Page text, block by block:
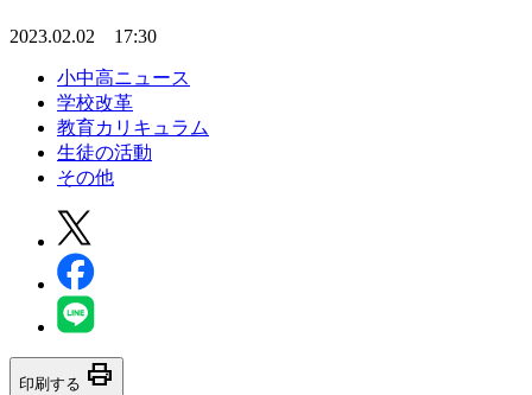
2023.02.02 17:30
小中高ニュース
学校改革
教育カリキュラム
生徒の活動
その他
印刷する print